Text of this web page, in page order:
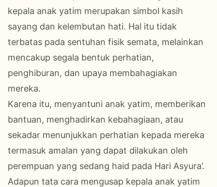
kepala anak yatim merupakan simbol kasih
sayang dan kelembutan hati. Hal itu tidak
terbatas pada sentuhan fisik semata, melainkan
mencakup segala bentuk perhatian,
penghiburan, dan upaya membahagiakan
mereka.
Karena itu, menyantuni anak yatim, memberikan
bantuan, menghadirkan kebahagiaan, atau
sekadar menunjukkan perhatian kepada mereka
termasuk amalan yang dapat dilakukan oleh
perempuan yang sedang haid pada Hari Asyura’.
Adapun tata cara mengusap kepala anak yatim